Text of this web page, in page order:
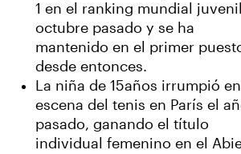
1 en el ranking mundial
octubre pasado y se ha
mantenido en el primer
desde entonces.
La niña de 15años irrumpió
escena del tenis en París el
pasado, ganando el título
individual femenino en el